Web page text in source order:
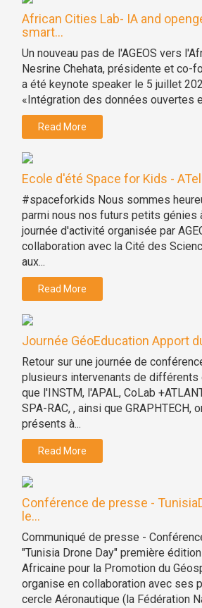
African Cities Lab- IA and
smart...
Un nouveau pas de l'AGEOS vers
Nesrine Chehata, présidente et co-
a été keynote speaker le 5 juillet
«Intégration des données ouvertes
Read More
Ecole d'été Space for Kids -
#spaceforkids Nous sommes
parmi nous nos futurs petits génies
journée d'activité organisée par
collaboration avec la Cité des
aux...
Read More
Journée GéoEducation Apport
Retour sur une journée de
plusieurs intervenants de
que l'INSTM, l'APAL, CoLab
SPA-RAC, , ainsi que GRAPHTECH,
présents à...
Read More
Conférence de presse -
le...
Communiqué de presse -
"Tunisia Drone Day" première
Africaine pour la Promotion du
organise en collaboration avec ses
cercle Aéronautique (la Fédération